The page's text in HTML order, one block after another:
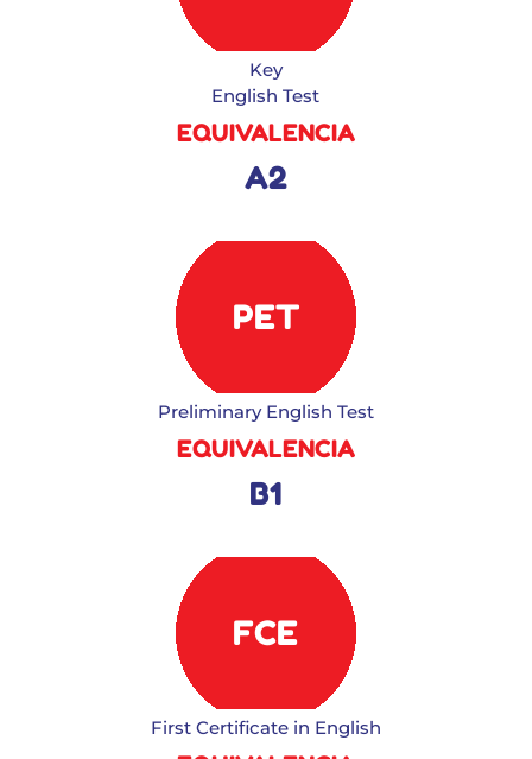
Key
English Test
EQUIVALENCIA
A2
PET
Preliminary English Test
EQUIVALENCIA
B1
FCE
First Certificate in English